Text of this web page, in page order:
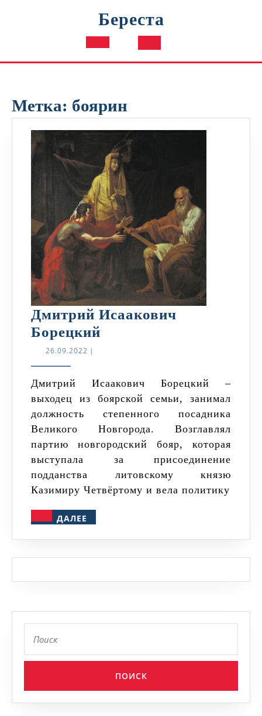
Береста
Кнопка
Метка: боярин
Дмитрий Исаакович
Борецкий
26.09.2022 26.09.2022
|
Дмитрий Исаакович Борецкий –
выходец из боярской семьи, занимал
должность степенного посадника
Великого Новгорода. Возглавлял
партию новгородский бояр, которая
выступала за присоединение
подданства литовскому князю
Казимиру Четвёртому и вела политику
ДАЛЕЕ